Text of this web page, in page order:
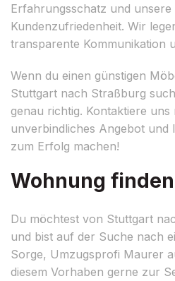
Erfahrungsschatz und unsere
Kundenzufriedenheit. Wir
transparente Kommunikation
Wenn du einen günstigen
Stuttgart nach Straßburg
genau richtig. Kontaktiere
unverbindliches Angebot und
zum Erfolg machen!
Wohnung
Du möchtest von Stuttgart
und bist auf der Suche nach
Sorge, Umzugsprofi Maurer
diesem Vorhaben gerne zur